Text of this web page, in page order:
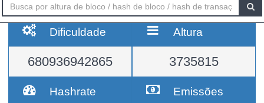
Dificuldade
680936942865
Altura
3735815
Hashrate Emissões